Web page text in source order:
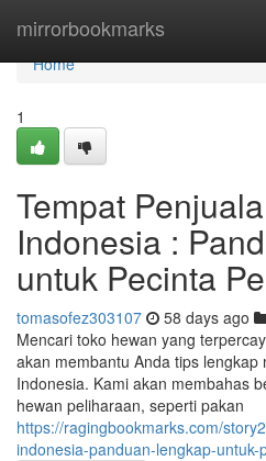
mirrorbookmarks
Home
Home
1
Tempat
Indonesia :
untuk Pecinta
tomasofez303107 58 days ago
Mencari toko hewan yang
akan membantu Anda tips
Indonesia. Kami akan membahas
hewan peliharaan, seperti pakan
https://ragingbookmarks.com/
indonesia-panduan-lengkap-untuk-